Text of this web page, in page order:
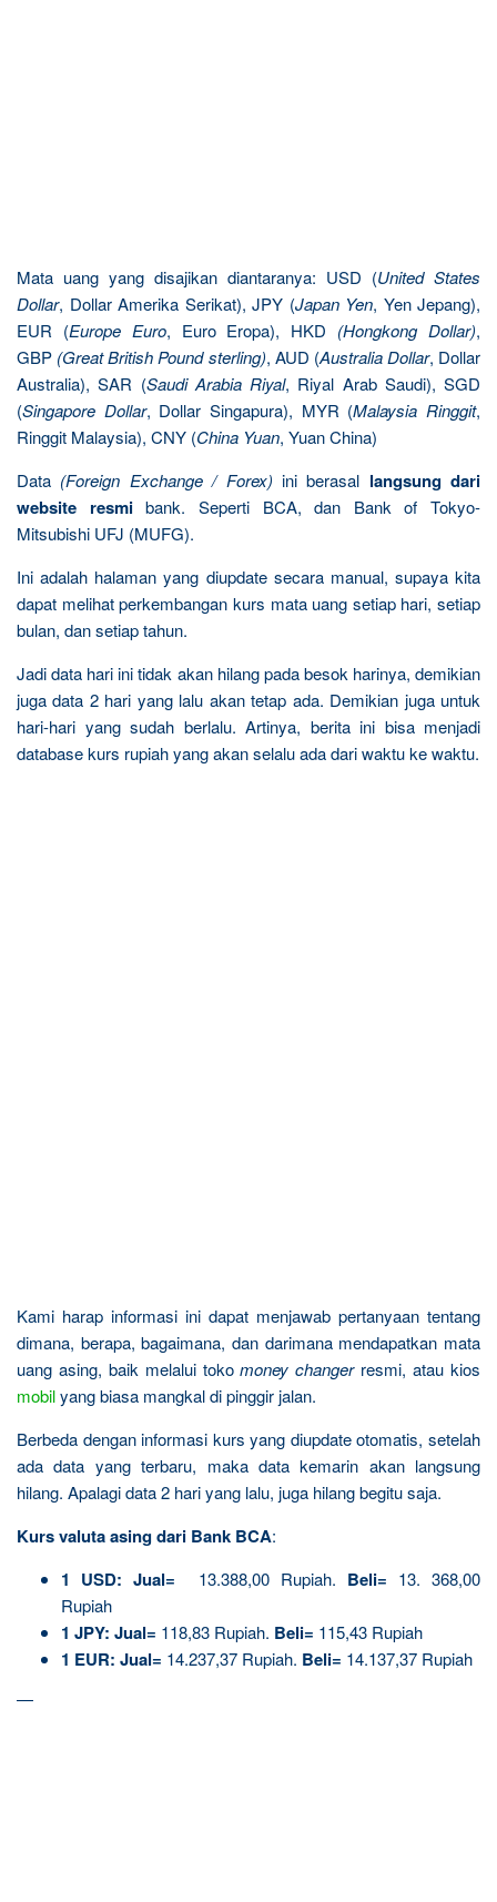
Mata uang yang disajikan diantaranya: USD (United States
Dollar, Dollar Amerika Serikat), JPY (Japan Yen, Yen Jepang),
EUR (Europe Euro, Euro Eropa), HKD (Hongkong Dollar),
GBP (Great British Pound sterling), AUD (Australia Dollar, Dollar
Australia), SAR (Saudi Arabia Riyal, Riyal Arab Saudi), SGD
(Singapore Dollar, Dollar Singapura), MYR (Malaysia Ringgit,
Ringgit Malaysia), CNY (China Yuan, Yuan China)
Data (Foreign Exchange / Forex) ini berasal langsung dari
website resmibank. Seperti BCA, dan Bank of Tokyo-
Mitsubishi UFJ (MUFG).
Ini adalah halaman yang diupdate secara manual, supaya kita
dapat melihat perkembangan kurs mata uang setiap hari, setiap
bulan, dan setiap tahun.
Jadi data hari ini tidak akan hilang pada besok harinya, demikian
juga data 2 hari yang lalu akan tetap ada. Demikian juga untuk
hari-hari yang sudah berlalu. Artinya, berita ini bisa menjadi
database kurs rupiah yang akan selalu ada dari waktu ke waktu.
Kami harap informasi ini dapat menjawab pertanyaan tentang
dimana, berapa, bagaimana, dan darimana mendapatkan mata
uang asing, baik melalui tokomoney changerresmi, atau kios
mobilyang biasa mangkal di pinggir jalan.
Berbeda dengan informasi kurs yang diupdate otomatis, setelah
ada data yang terbaru, maka data kemarin akan langsung
hilang. Apalagi data 2 hari yang lalu, juga hilang begitu saja.
Kurs valuta asing dari Bank BCA:
1 USD: Jual= 13.388,00 Rupiah. Beli= 13. 368,00
Rupiah
1 JPY: Jual= 118,83 Rupiah. Beli= 115,43 Rupiah
1 EUR: Jual= 14.237,37 Rupiah. Beli= 14.137,37 Rupiah
—